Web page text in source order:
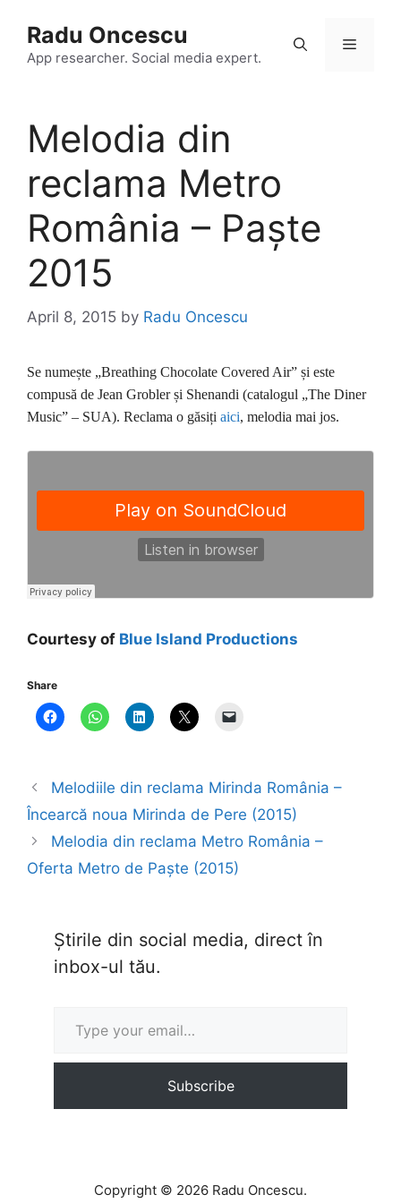
content
Radu Oncescu
App researcher. Social media expert.
Menu
Melodia din
reclama Metro
România – Paște
2015
April 8, 2015 by Radu Oncescu
Se numește „Breathing Chocolate Covered Air” și este
compusă de Jean Grobler și Shenandi (catalogul „The Diner
Music” – SUA). Reclama o găsiți aici, melodia mai jos.
Courtesy of Blue Island Productions
Share
Melodiile din reclama Mirinda România –
Încearcă noua Mirinda de Pere (2015)
Melodia din reclama Metro România –
Oferta Metro de Paște (2015)
Știrile din social media, direct în
inbox-ul tău.
Subscribe
Copyright © 2026 Radu Oncescu.